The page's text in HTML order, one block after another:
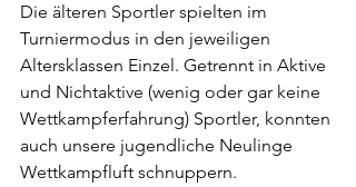
Die älteren Sportler spielten im
Turniermodus in den jeweiligen
Altersklassen Einzel. Getrennt in Aktive
und Nichtaktive (wenig oder gar keine
Wettkampferfahrung) Sportler, konnten
auch unsere jugendliche Neulinge
Wettkampfluft schnuppern.